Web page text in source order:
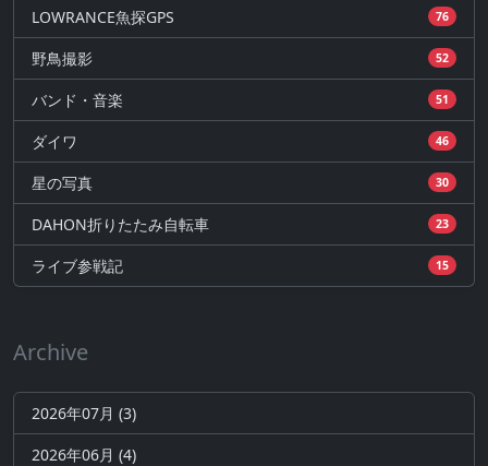
LOWRANCE魚探GPS 76
野鳥撮影 52
バンド・音楽 51
ダイワ 46
星の写真 30
DAHON折りたたみ自転車 23
ライブ参戦記 15
Archive
2026年07月 (3)
2026年06月 (4)